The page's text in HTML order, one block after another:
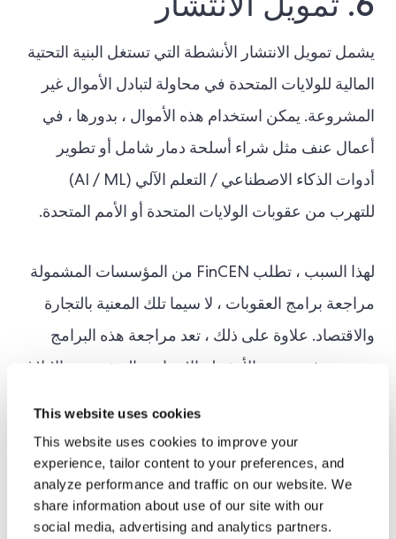
This website uses cookies
This website uses cookies to improve your
experience, tailor content to your preferences, and
analyze performance and traffic on our website. We
share information about use of our site with our
social media, advertising and analytics partners.
يشمل تمويل الانتشار الأنشطة التي تستغل البنية التحتية
المالية للولايات المتحدة في محاولة لتبادل الأموال غير
المشروعة. يمكن استخدام هذه الأموال ، بدورها ، في
أعمال عنف مثل شراء أسلحة دمار شامل أو تطوير
أدوات الذكاء الاصطناعي / التعلم الآلي (AI / ML)
للتهرب من عقوبات الولايات المتحدة أو الأمم المتحدة.
لهذا السبب ، تطلب FinCEN من المؤسسات المشمولة
مراجعة برامج العقوبات ، لا سيما تلك المعنية بالتجارة
والاقتصاد. علاوة على ذلك ، تعد مراجعة هذه البرامج
ضرورية في تحديد الأنشطة الإجرامية المشبوهة والإبلاغ
والأهم من ذلك ، يجب أن تؤدي المؤسسات المالية ،
خاصة تلك التي تسهل المعاملات الدوليةالعناية الواجبة
تجاه العملاء (CDD)
بروتوكولات اعرف عميلك (KYC)